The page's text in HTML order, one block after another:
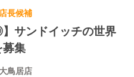
長候補
サンドイッチの世界
集
鳥居店